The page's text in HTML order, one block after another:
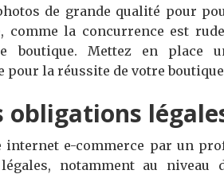
de grande qualité pour
comme la concurrence est
boutique. Mettez en place
la réussite de votre
obligations
e-commerce par un
notamment au niveau